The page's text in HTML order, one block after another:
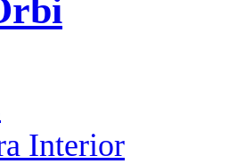
Interior